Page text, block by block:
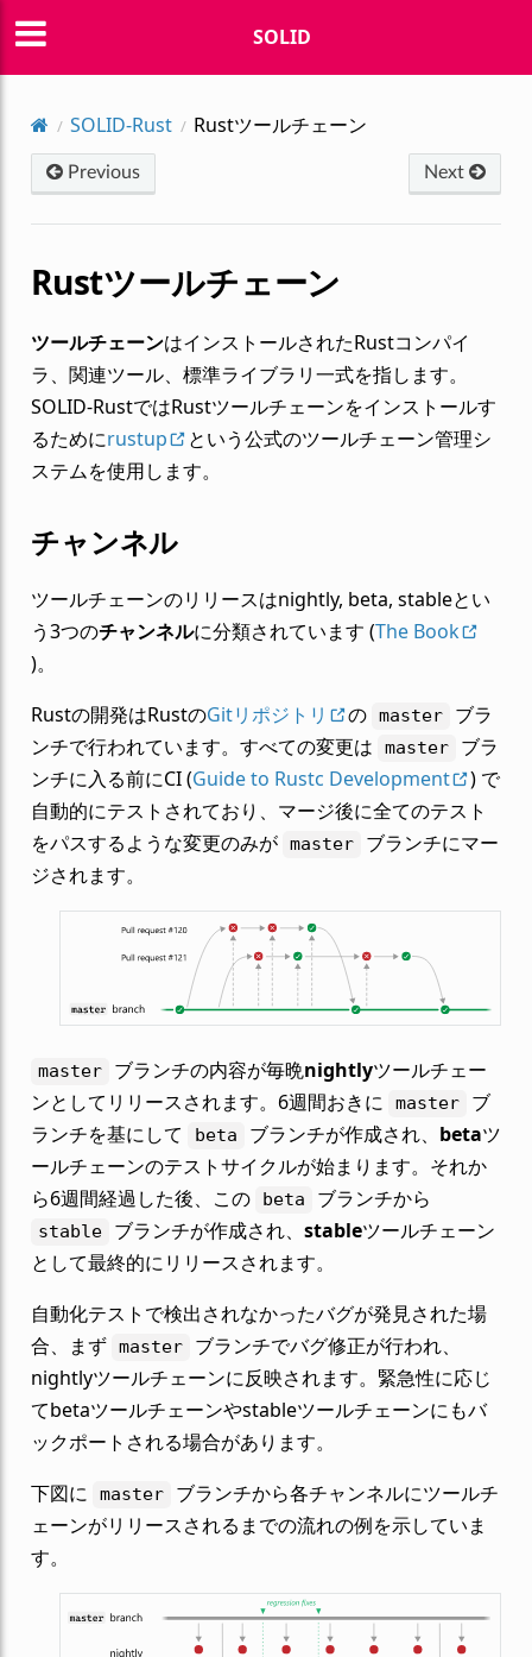
SOLID
SOLID-Rust Rustツールチェーン
Previous Next
Rustツールチェーン
ツールチェーンはインストールされたRustコンパイ
ラ、関連ツール、標準ライブラリ一式を指します。
SOLID-RustではRustツールチェーンをインストールす
るためにrustup
という公式のツールチェーン管理シ
ステムを使用します。
チャンネル
ツールチェーンのリリースはnightly, beta, stableとい
う3つのチャンネルに分類されています (The Book
)。
Rustの開発はRustのGitリポジトリ の master
ブラ
ンチで行われています。すべての変更は
master
ブラ
ンチに入る前にCI (Guide to Rustc Development
) で
自動的にテストされており、マージ後に全てのテスト
をパスするような変更のみが master
ブランチにマー
ジされます。
master ブランチの内容が毎晩nightlyツールチェー
ンとしてリリースされます。6週間おきに
master
ブ
ランチを基にして
beta ブランチが作成され、 betaツ
ールチェーンのテストサイクルが始まります。それか
ら6週間経過した後、この
beta ブランチから
stable ブランチが作成され、 stableツールチェーン
として最終的にリリースされます。
自動化テストで検出されなかったバグが発見された場
合、まず master
ブランチでバグ修正が行われ、
nightlyツールチェーンに反映されます。緊急性に応じ
てbetaツールチェーンやstableツールチェーンにもバ
ックポートされる場合があります。
下図に
master
ブランチから各チャンネルにツールチ
ェーンがリリースされるまでの流れの例を示していま
す。